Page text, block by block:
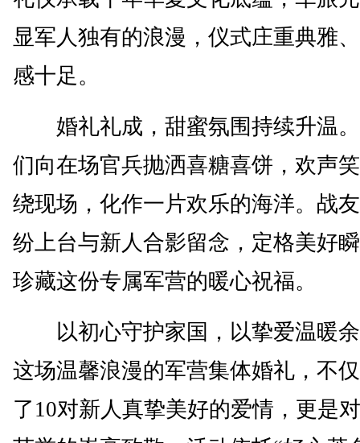
显军人独有的浪漫，仪式庄重典雅
感十足。
婚礼礼成，甜蜜氛围持续升温
们向在场官兵抛洒喜糖喜饼，欢声
绕现场，化作一片欢乐的海洋。战
纷上台与新人合影留念，定格美好
珍藏这份专属军营的暖心祝福。
以初心守护家国，以挚爱温暖
这场温馨浪漫的军营集体婚礼，不
了10对新人真挚美好的爱情，更是